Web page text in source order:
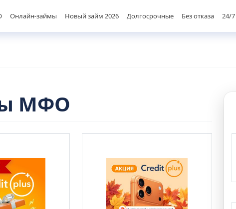
Онлайн-займы Новый займ 2026 Долгосрочные Без отказа 24/7
МФО